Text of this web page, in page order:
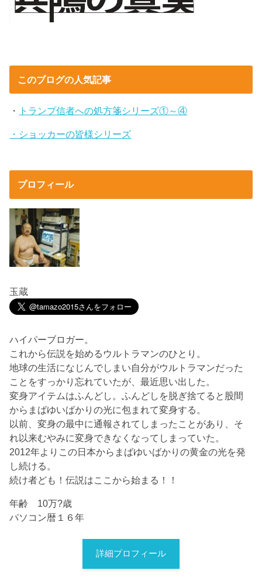
このブログの人気記事
・ トランプ信者への処方箋シリーズ①～④
・ショッカーの皆様シリーズ
プロフィール
玉蔵
ハイパーブロガー。
これから伝説を始めるウルトラマンのひとり。
地球の生活になじんでしまい自分がウルトラマンだった
ことをすっかり忘れていたが、最近思い出した。
変身アイテムはふんどし。ふんどしを脱ぎ捨てると股間
からまばゆいばかりの光に包まれて変身する。
以前、変身の最中に通報されてしまったことがあり、そ
れ以来むやみに変身できなくなってしまっていた。
2012年よりこの日本からまばゆいばかりの黄金の光を発
し続ける。
続け者ども！伝説はここから始まる！！
年齢 10万?歳
パソコン暦１６年
詳細プロフィール